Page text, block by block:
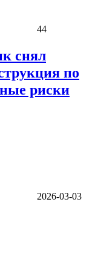
44
снял
по
риски
2026-03-03